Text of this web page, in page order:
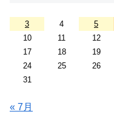
3
4 5
10
11 12
17
18 19
24
25 26
31
« 7月